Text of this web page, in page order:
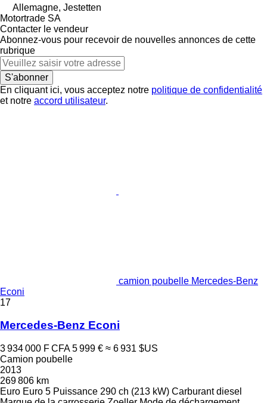
Allemagne, Jestetten
Motortrade SA
Contacter le vendeur
Abonnez-vous pour recevoir de nouvelles annonces de cette
rubrique
S'abonner
En cliquant ici, vous acceptez notre politique de confidentialité
et notre accord utilisateur.
camion poubelle Mercedes-Benz
Econi
17
Mercedes-Benz Econi
3 934 000 F CFA 5 999 € ≈ 6 931 $US
Camion poubelle
2013
269 806 km
Euro Euro 5 Puissance 290 ch (213 kW) Carburant diesel